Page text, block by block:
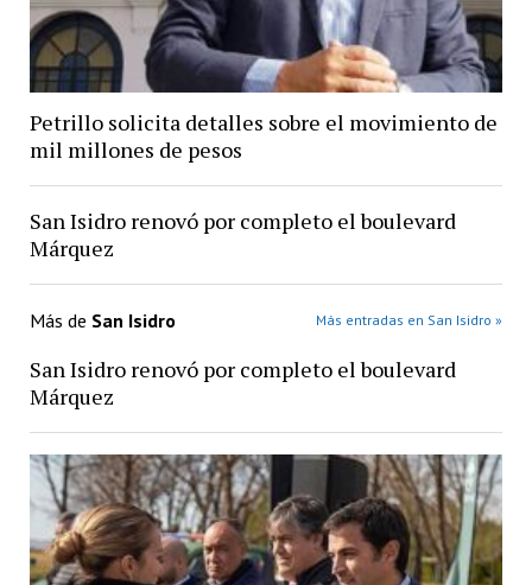
Petrillo solicita detalles sobre el movimiento de
mil millones de pesos
San Isidro renovó por completo el boulevard
Márquez
Más de San Isidro Más entradas en San Isidro »
San Isidro renovó por completo el boulevard
Márquez